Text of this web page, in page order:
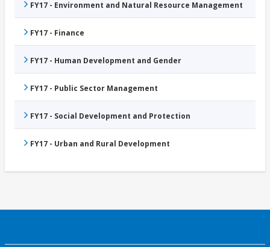
FY17 - Environment and Natural Resource Management
FY17 - Finance
FY17 - Human Development and Gender
FY17 - Public Sector Management
FY17 - Social Development and Protection
FY17 - Urban and Rural Development